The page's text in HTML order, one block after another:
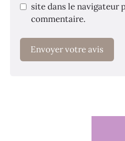
site dans le navigateur
commentaire.